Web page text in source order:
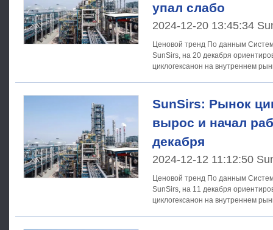
упал слабо
2024-12-20 13:45:34
Ценовой тренд По данным Системы анализа товарных рынков
SunSirs, на 20 декабря
циклогексанон на внутреннем
SunSirs: Рынок
вырос и начал
декабря
2024-12-12 11:12:50
Ценовой тренд По данным Системы анализа товарных рынков
SunSirs, на 11 декабря
циклогексанон на внутреннем